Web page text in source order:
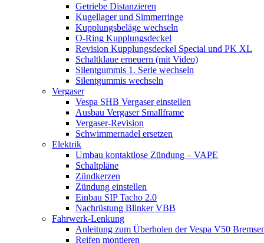
Getriebe Distanzieren
Kugellager und Simmerringe
Kupplungsbeläge wechseln
O-Ring Kupplungsdeckel
Revision Kupplungsdeckel Special und PK XL
Schaltklaue erneuern (mit Video)
Silentgummis 1. Serie wechseln
Silentgummis wechseln
Vergaser
Vespa SHB Vergaser einstellen
Ausbau Vergaser Smallframe
Vergaser-Revision
Schwimmernadel ersetzen
Elektrik
Umbau kontaktlose Zündung – VAPE
Schaltpläne
Zündkerzen
Zündung einstellen
Einbau SIP Tacho 2.0
Nachrüstung Blinker VBB
Fahrwerk-Lenkung
Anleitung zum Überholen der Vespa V50
Reifen montieren